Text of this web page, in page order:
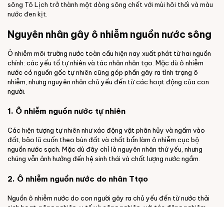
sông Tô Lịch trở thành một dòng sông chết với mùi hôi thối và màu
nước đen kịt.
Nguyên nhân gây ô nhiễm nguồn nước sông
Ô nhiễm môi trường nước toàn cầu hiện nay xuất phát từ hai nguồn
chính: các yếu tố tự nhiên và tác nhân nhân tạo. Mặc dù ô nhiễm
nước có nguồn gốc tự nhiên cũng góp phần gây ra tình trạng ô
nhiễm, nhưng nguyên nhân chủ yếu đến từ các hoạt động của con
người.
1. Ô nhiễm nguồn nước tự nhiên
Các hiện tượng tự nhiên như xác động vật phân hủy và ngấm vào
đất, bão lũ cuốn theo bùn đất và chất bẩn làm ô nhiễm cục bộ
nguồn nước sạch. Mặc dù đây chỉ là nguyên nhân thứ yếu, nhưng
chúng vẫn ảnh hưởng đến hệ sinh thái và chất lượng nước ngầm.
2. Ô nhiễm nguồn nước do nhân Ttạo
Nguồn ô nhiễm nước do con người gây ra chủ yếu đến từ nước thải